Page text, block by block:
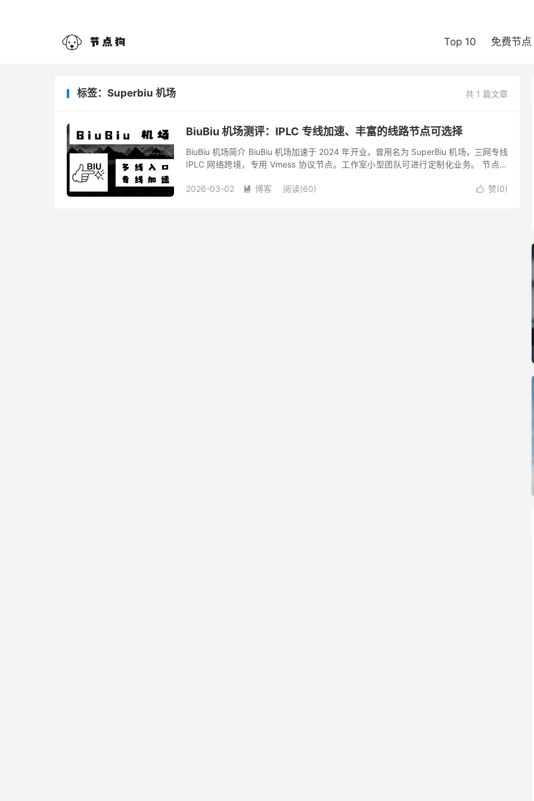
Top 10 免费节点
共 1 篇文章
标签：Superbiu 机场
BiuBiu 机场测评：IPLC 专线加速、丰富的线路节点可选择
BiuBiu 机场简介 BiuBiu 机场加速于 2024 年开业，曾用名为 SuperBiu 机场，三网专线
IPLC 网络跨境，专用 Vmess 协议节点。工作室小型团队可进行定制化业务。 节点区
 赞(0)
2026-03-02  博客 阅读(60)